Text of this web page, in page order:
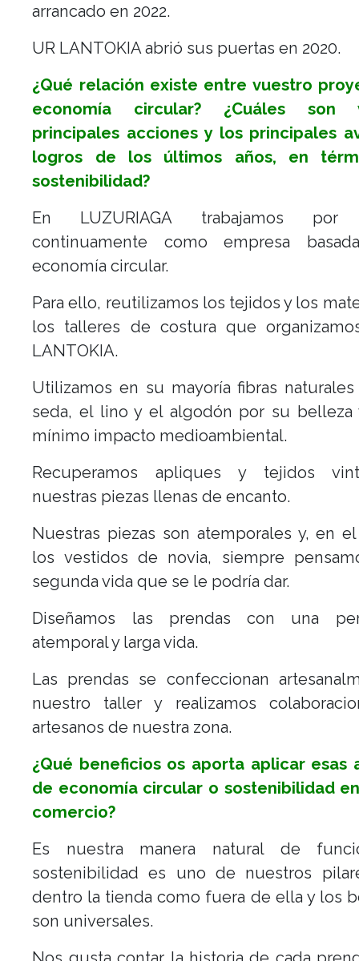
arrancado en 2022.
UR LANTOKIA abrió sus puertas en 2020.
¿Qué relación existe entre vuestro
economía circular? ¿Cuáles son
principales acciones y los principales
logros de los últimos años, en
sostenibilidad?
En LUZURIAGA trabajamos por
continuamente como empresa
economía circular.
Para ello, reutilizamos los tejidos y los
los talleres de costura que
LANTOKIA.
Utilizamos en su mayoría fibras
seda, el lino y el algodón por su belleza
mínimo impacto medioambiental.
Recuperamos apliques y tejidos
nuestras piezas llenas de encanto.
Nuestras piezas son atemporales y, en
los vestidos de novia, siempre
segunda vida que se le podría dar.
Diseñamos las prendas con una
atemporal y larga vida.
Las prendas se confeccionan
nuestro taller y realizamos
artesanos de nuestra zona.
¿Qué beneficios os aporta aplicar esas
de economía circular o sostenibilidad
comercio?
Es nuestra manera natural de
sostenibilidad es uno de nuestros
dentro la tienda como fuera de ella y los
son universales.